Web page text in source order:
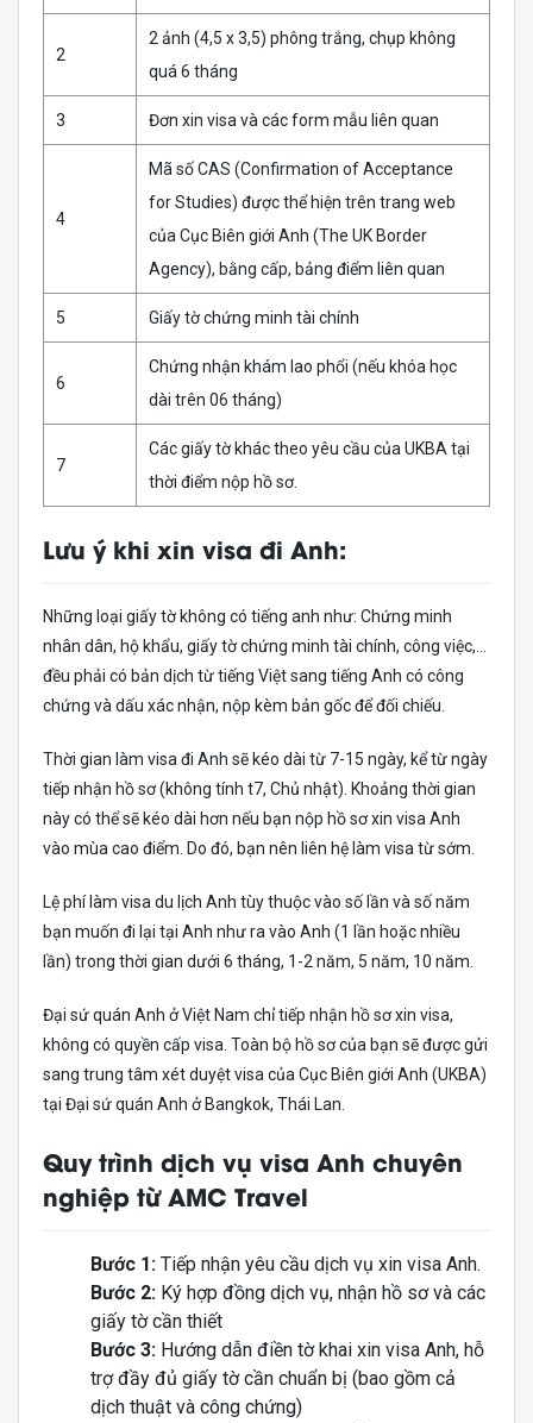
2
2 ảnh (4,5 x 3,5) phông trắng, chụp không
quá 6 tháng
3 Đơn xin visa và các form mẫu liên quan
4
Mã số CAS (Confirmation of Acceptance
for Studies) được thể hiện trên trang web
của Cục Biên giới Anh (The UK Border
Agency), bằng cấp, bảng điểm liên quan
5 Giấy tờ chứng minh tài chính
6
Chứng nhận khám lao phổi (nếu khóa học
dài trên 06 tháng)
7
Các giấy tờ khác theo yêu cầu của UKBA tại
thời điểm nộp hồ sơ.
Lưu ý khi xin visa đi Anh:
Những loại giấy tờ không có tiếng anh như: Chứng minh
nhân dân, hộ khẩu, giấy tờ chứng minh tài chính, công việc,…
đều phải có bản dịch từ tiếng Việt sang tiếng Anh có công
chứng và dấu xác nhận, nộp kèm bản gốc để đối chiếu.
Thời gian làm visa đi Anh sẽ kéo dài từ 7-15 ngày, kể từ ngày
tiếp nhận hồ sơ (không tính t7, Chủ nhật). Khoảng thời gian
này có thể sẽ kéo dài hơn nếu bạn nộp hồ sơ xin visa Anh
vào mùa cao điểm. Do đó, bạn nên liên hệ làm visa từ sớm.
Lệ phí làm visa du lịch Anh tùy thuộc vào số lần và số năm
bạn muốn đi lại tại Anh như ra vào Anh (1 lần hoặc nhiều
lần) trong thời gian dưới 6 tháng, 1-2 năm, 5 năm, 10 năm.
Đại sứ quán Anh ở Việt Nam chỉ tiếp nhận hồ sơ xin visa,
không có quyền cấp visa. Toàn bộ hồ sơ của bạn sẽ được gửi
sang trung tâm xét duyệt visa của Cục Biên giới Anh (UKBA)
tại Đại sứ quán Anh ở Bangkok, Thái Lan.
Quy trình dịch vụ visa Anh chuyên
nghiệp từ AMC Travel
Bước 1: Tiếp nhận yêu cầu dịch vụ xin visa Anh.
Bước 2: Ký hợp đồng dịch vụ, nhận hồ sơ và các
giấy tờ cần thiết
Bước 3: Hướng dẫn điền tờ khai xin visa Anh, hỗ
trợ đầy đủ giấy tờ cần chuẩn bị (bao gồm cả
dịch thuật và công chứng)